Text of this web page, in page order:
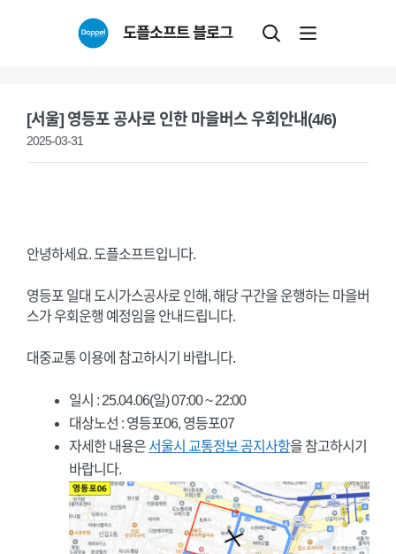
도플소프트 블로그
[서울] 영등포 공사로 인한 마을버스 우회안내(4/6)
2025-03-31
안녕하세요. 도플소프트입니다.
영등포 일대 도시가스공사로 인해, 해당 구간을 운행하는 마을버
스가 우회운행 예정임을 안내드립니다.
대중교통 이용에 참고하시기 바랍니다.
일시 : 25.04.06(일) 07:00 ~ 22:00
대상노선 : 영등포06, 영등포07
자세한 내용은 서울시 교통정보 공지사항을 참고하시기
바랍니다.